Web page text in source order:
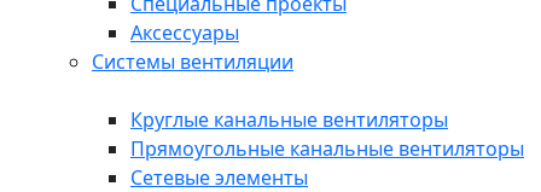
Аксессуары
Системы вентиляции
Круглые канальные вентиляторы
Прямоугольные канальные вентиляторы
Сетевые элементы